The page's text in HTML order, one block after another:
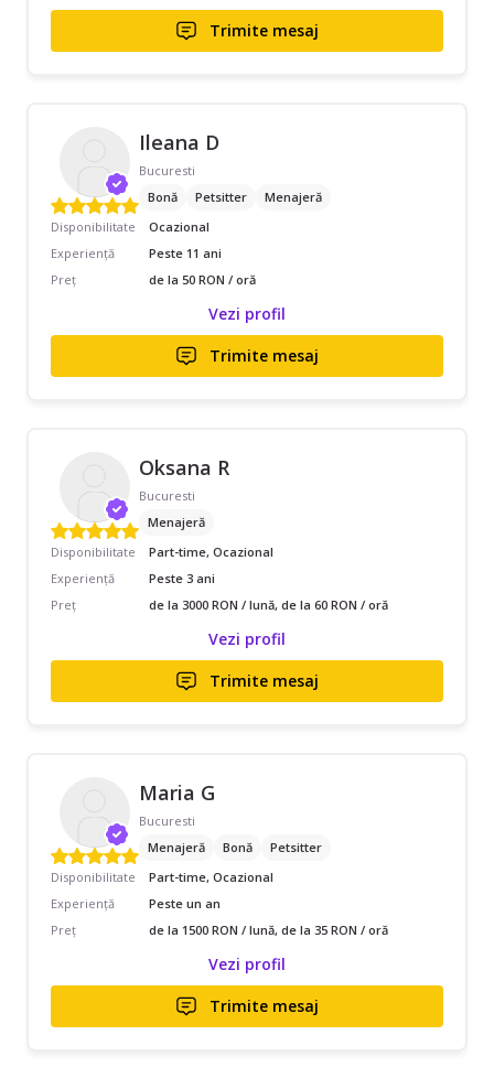
Trimite mesaj
Ileana D
Bucuresti
Bonă
Petsitter
Menajeră
Disponibilitate
Ocazional
Experiență
Peste 11 ani
Preț
de la 50 RON / oră
Vezi profil
Trimite mesaj
Oksana R
Bucuresti
Menajeră
Disponibilitate
Part-time, Ocazional
Experiență
Peste 3 ani
Preț
de la 3000 RON / lună, de la 60 RON / oră
Vezi profil
Trimite mesaj
Maria G
Bucuresti
Menajeră
Bonă
Petsitter
Disponibilitate
Part-time, Ocazional
Experiență
Peste un an
Preț
de la 1500 RON / lună, de la 35 RON / oră
Vezi profil
Trimite mesaj